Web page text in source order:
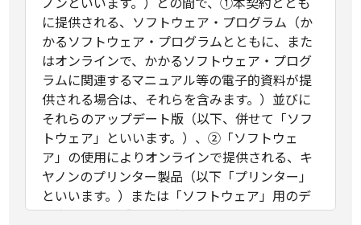
に提供される、ソフトウェア・プログラム（か
かるソフトウェア・プログラムとともに、また
はオンラインで、かかるソフトウェア・プログ
ラムに関連するマニュアル等の電子的資料が提
供される場合は、それらを含みます。）並びに
それらのアップデート版（以下、併せて「ソフ
トウェア」といいます。）、②「ソフトウェ
ア」の使用によりオンラインで提供される、キ
ヤノンのプリンター製品（以下「プリンター」
といいます。）または「ソフトウェア」用のデ
ータ、または「プリンター」用のファームウェ